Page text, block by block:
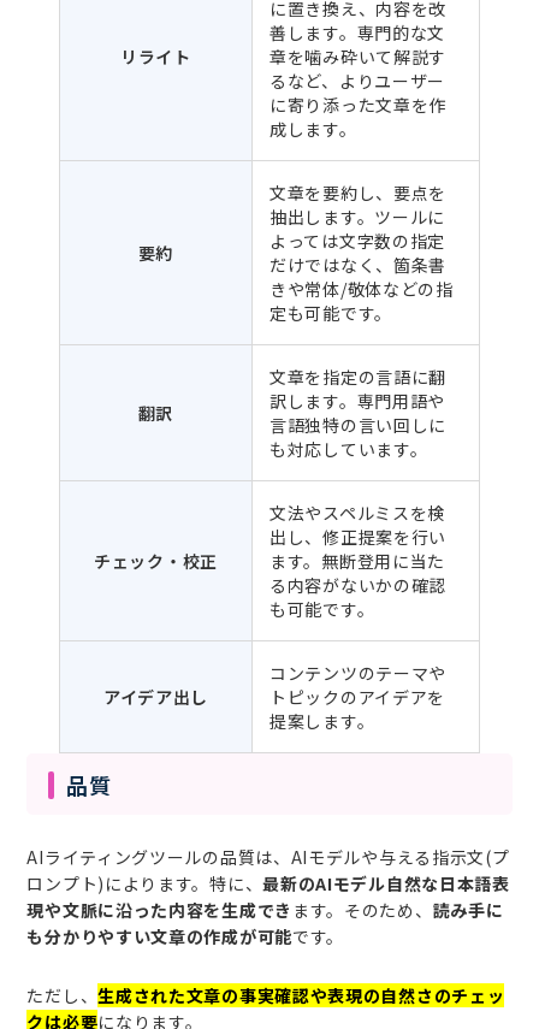
リライト
に置き換え、内容を改
善します。専門的な文
章を噛み砕いて解説す
るなど、よりユーザー
に寄り添った文章を作
成します。
要約
文章を要約し、要点を
抽出します。ツールに
よっては文字数の指定
だけではなく、箇条書
きや常体/敬体などの指
定も可能です。
翻訳
文章を指定の言語に翻
訳します。専門用語や
言語独特の言い回しに
も対応しています。
チェック・校正
文法やスペルミスを検
出し、修正提案を行い
ます。無断登用に当た
る内容がないかの確認
も可能です。
アイデア出し
コンテンツのテーマや
トピックのアイデアを
提案します。
品質
AIライティングツールの品質は、AIモデルや与える指示文(プ
ロンプト)によります。特に、最新のAIモデル自然な日本語表
現や文脈に沿った内容を生成でき ます。そのため、 読み手に
も分かりやすい文章の作成が可能です。
ただし、生成された文章の事実確認や表現の自然さのチェッ
クは必要になります。